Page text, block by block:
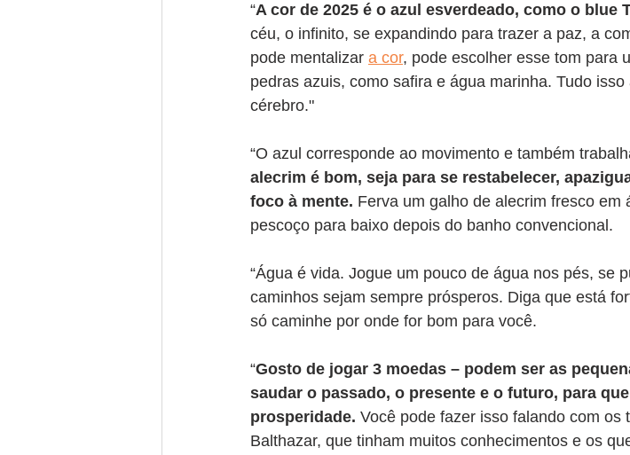
“A cor de 2025 é o azul esverdeado, como o blue
céu, o infinito, se expandindo para trazer a paz, a
pode mentalizar a cor, pode escolher esse tom para
pedras azuis, como safira e água marinha. Tudo
cérebro."
“O azul corresponde ao movimento e também
alecrim é bom, seja para se restabelecer,
foco à mente. Ferva um galho de alecrim fresco em
pescoço para baixo depois do banho convencional.
“Água é vida. Jogue um pouco de água nos pés, se
caminhos sejam sempre prósperos. Diga que está
só caminhe por onde for bom para você.
“Gosto de jogar 3 moedas – podem ser as
saudar o passado, o presente e o futuro, para
prosperidade. Você pode fazer isso falando com
Balthazar, que tinham muitos conhecimentos e os